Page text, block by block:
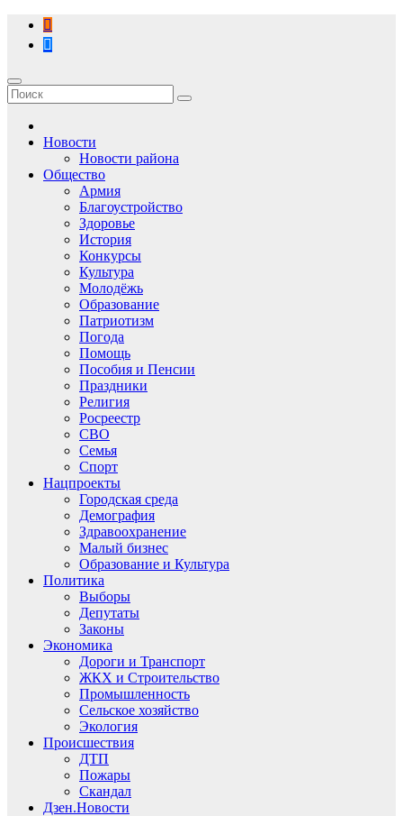
Перейти
содержимому
Новости
Новости района
Общество
Армия
Благоустройство
Здоровье
История
Конкурсы
Культура
Молодёжь
Образование
Патриотизм
Погода
Помощь
Пособия и Пенсии
Праздники
Религия
Росреестр
СВО
Семья
Спорт
Нацпроекты
Городская среда
Демография
Здравоохранение
Малый бизнес
Образование и Культура
Политика
Выборы
Депутаты
Законы
Экономика
Дороги и Транспорт
ЖКХ и Строительство
Промышленность
Сельское хозяйство
Экология
Происшествия
ДТП
Пожары
Скандал
Дзен.Новости